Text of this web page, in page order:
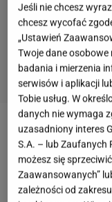
Jeśli nie chcesz
chcesz wycofać
„Ustawień
Twoje dane
badania i mierzenia
serwisów i aplikacji
Tobie usług. W
danych nie wymaga
uzasadniony interes
S.A. – lub Zaufanych
możesz się
Zaawansowanych”
zależności od